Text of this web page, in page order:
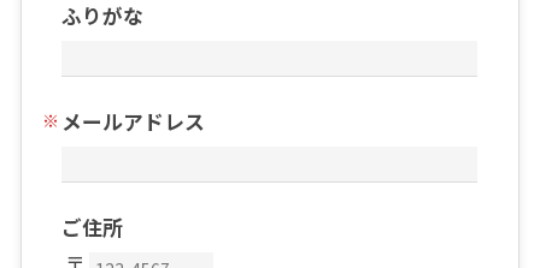
ふりがな
メールアドレス
ご住所